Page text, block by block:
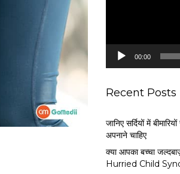
y
00:00
Recent Posts
जानिए सर्दियों में
अपनाने चाहिए
क्या आपका बच्चा
Hurried Child